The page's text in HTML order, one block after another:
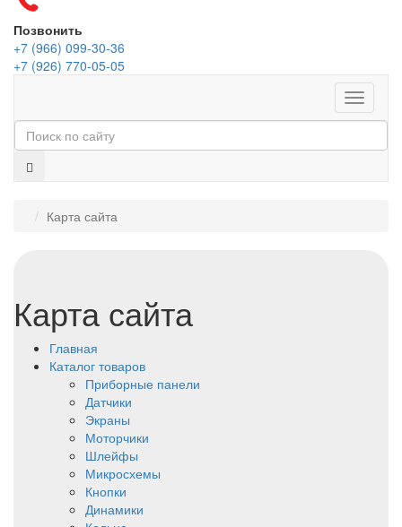
Позвонить
+7 (966) 099-30-36
+7 (926) 770-05-05
Меню
Карта сайта
Карта сайта
Главная
Каталог товаров
Приборные панели
Датчики
Экраны
Моторчики
Шлейфы
Микросхемы
Кнопки
Динамики